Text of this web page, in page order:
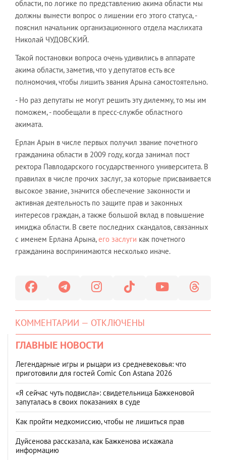
области, по логике по представлению акима области мы
должны вынести вопрос о лишении его этого статуса, -
пояснил начальник организационного отдела маслихата
Николай ЧУДОВСКИЙ.
Такой постановки вопроса очень удивились в аппарате
акима области, заметив, что у депутатов есть все
полномочия, чтобы лишить звания Арына самостоятельно.
- Но раз депутаты не могут решить эту дилемму, то мы им
поможем, - пообещали в пресс-службе областного
акимата.
Ерлан Арын в числе первых получил звание почетного
гражданина области в 2009 году, когда занимал пост
ректора Павлодарского государственного университета. В
правилах в числе прочих заслуг, за которые присваивается
высокое звание, значится обеспечение законности и
активная деятельность по защите прав и законных
интересов граждан, а также большой вклад в повышение
имиджа области. В свете последних скандалов, связанных
с именем Ерлана Арына,его заслуги как почетного
гражданина воспринимаются несколько иначе.
КОММЕНТАРИИ — ОТКЛЮЧЕНЫ
ГЛАВНЫЕ НОВОСТИ
Легендарные игры и рыцари из средневековья: что
приготовили для гостей Comic Con Astana 2026
«Я сейчас чуть подвисла»: свидетельница Бажкеновой
запуталась в своих показаниях в суде
Как пройти медкомиссию, чтобы не лишиться прав
Дуйсенова рассказала, как Бажкенова искажала
информацию